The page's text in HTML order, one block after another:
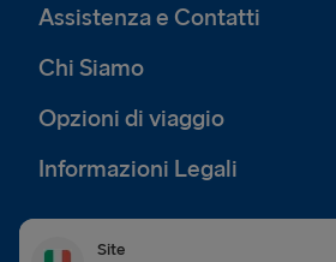
Assistenza e Contatti
Chi Siamo
Opzioni di viaggio
Informazioni Legali
Site